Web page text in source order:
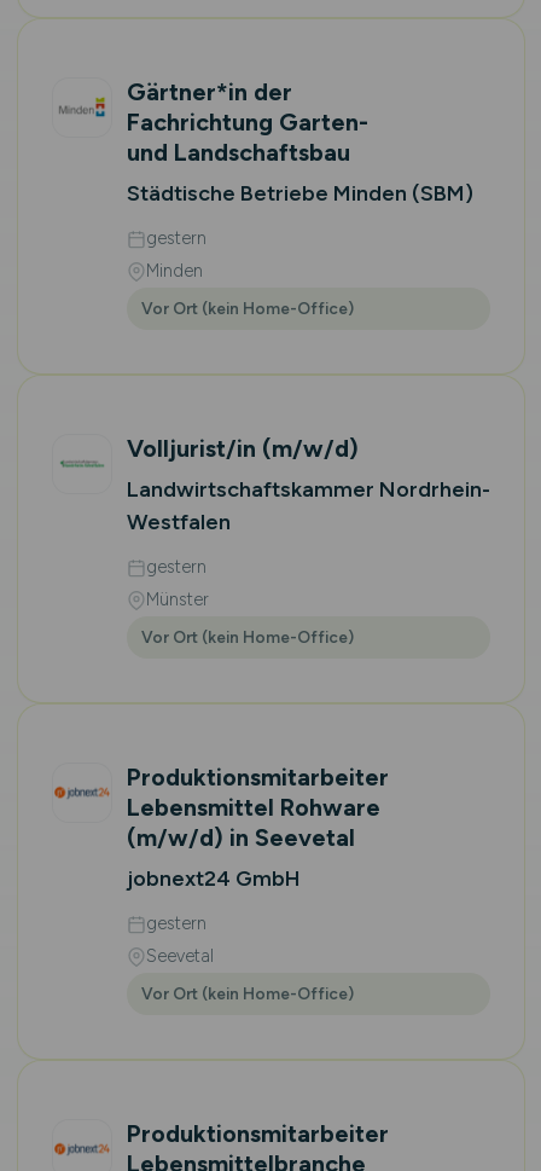
Gärtner*in der
Fachrichtung Garten-
und Landschaftsbau
Städtische Betriebe Minden (SBM)
gestern
Minden
Vor Ort (kein Home-Office)
Volljurist/in (m/w/d)
Landwirtschaftskammer Nordrhein-
Westfalen
gestern
Münster
Vor Ort (kein Home-Office)
Produktionsmitarbeiter
Lebensmittel Rohware
(m/w/d) in Seevetal
jobnext24 GmbH
gestern
Seevetal
Vor Ort (kein Home-Office)
Produktionsmitarbeiter
Lebensmittelbranche